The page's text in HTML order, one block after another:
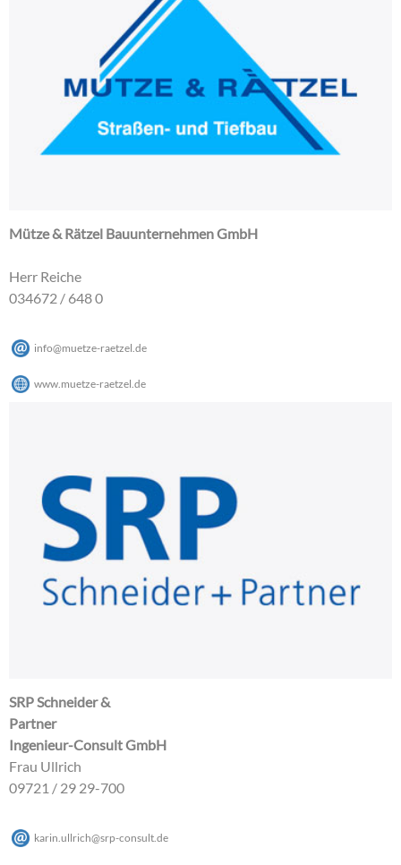
Mütze & Rätzel Bauunternehmen GmbH
Herr Reiche
034672 / 648 0
info@muetze-raetzel.de
www.muetze-raetzel.de
SRP Schneider &
Partner
Ingenieur-Consult GmbH
Frau Ullrich
09721 / 29 29-700
karin.ullrich@srp-consult.de